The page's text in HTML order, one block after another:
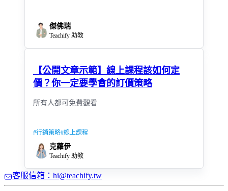
傑佛瑞
Teachify 助教
【公開文章示範】線上課程該如何定
價？你一定要學會的訂價策略
所有人都可免費觀看
#行銷策略#線上課程
克蘿伊
Teachify 助教
客服信箱：hi@teachify.tw